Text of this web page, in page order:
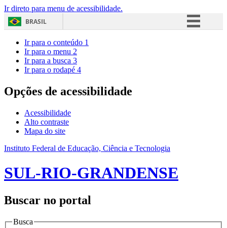
Ir direto para menu de acessibilidade.
BRASIL
Acesso à informação
Ir para o conteúdo 1
Ir para o menu 2
Ir para a busca 3
Ir para o rodapé 4
Opções de acessibilidade
Acessibilidade
Alto contraste
Mapa do site
Instituto Federal de Educação, Ciência e Tecnologia
SUL-RIO-GRANDENSE
Buscar no portal
Busca